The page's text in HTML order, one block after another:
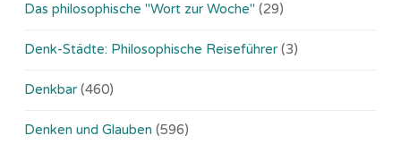
Das philosophische "Wort zur Woche" (29)
Denk-Städte: Philosophische Reiseführer (3)
Denkbar (460)
Denken und Glauben (596)